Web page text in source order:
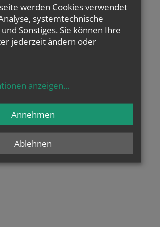
werden Cookies verwendet
systemtechnische
Sonstiges. Sie können Ihre
jederzeit ändern oder
anzeigen...
Ablehnen
Annehmen